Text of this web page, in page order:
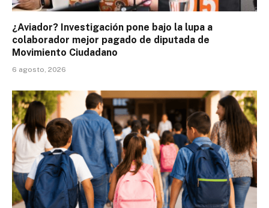
¿Aviador? Investigación pone bajo la lupa a
colaborador mejor pagado de diputada de
Movimiento Ciudadano
6 agosto, 2026